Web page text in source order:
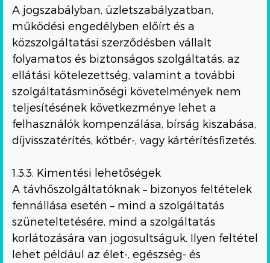
A jogszabályban, üzletszabályzatban,
működési engedélyben előírt és a
közszolgáltatási szerződésben vállalt
folyamatos és biztonságos szolgáltatás, az
ellátási kötelezettség, valamint a további
szolgáltatásminőségi követelmények nem
teljesítésének következménye lehet a
felhasználók kompenzálása, bírság kiszabása,
díjvisszatérítés, kötbér-, vagy kártérítésfizetés.
1.3.3. Kimentési lehetőségek
A távhőszolgáltatóknak – bizonyos feltételek
fennállása esetén – mind a szolgáltatás
szüneteltetésére, mind a szolgáltatás
korlátozására van jogosultságuk. Ilyen feltétel
lehet például az élet-, egészség- és